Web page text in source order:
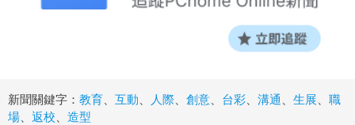
新聞關鍵字： 教育 互動 人際 創意 台彩 溝通 生展
職
場
返校 造型